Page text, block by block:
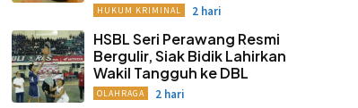
HUKUM KRIMINAL 2 hari
HSBL Seri Perawang Resmi
Bergulir, Siak Bidik Lahirkan
Wakil Tangguh ke DBL
OLAHRAGA 2 hari